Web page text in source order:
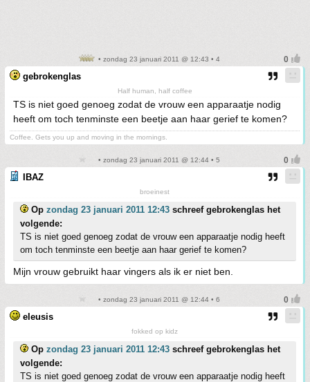
• zondag 23 januari 2011 @ 12:43 • 4
gebrokenglas
Half human, half coffee
TS is niet goed genoeg zodat de vrouw een apparaatje nodig
heeft om toch tenminste een beetje aan haar gerief te komen?
Coffee. Gets you up and moving in the mornings.
• zondag 23 januari 2011 @ 12:44 • 5
IBAZ
broeinest
Op zondag 23 januari 2011 12:43 schreef gebrokenglas het
volgende:
TS is niet goed genoeg zodat de vrouw een apparaatje nodig heeft
om toch tenminste een beetje aan haar gerief te komen?
Mijn vrouw gebruikt haar vingers als ik er niet ben.
• zondag 23 januari 2011 @ 12:44 • 6
eleusis
fokked op kidz
Op zondag 23 januari 2011 12:43 schreef gebrokenglas het
volgende:
TS is niet goed genoeg zodat de vrouw een apparaatje nodig heeft